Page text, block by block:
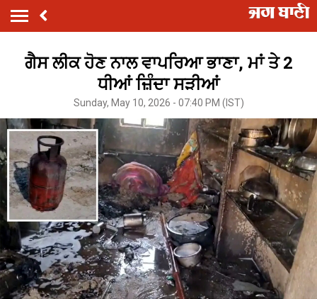
ਗੈਸ ਲੀਕ ਹੋਣ ਨਾਲ ਵਾਪਰਿਆ ਭਾਣਾ, ਮਾਂ ਤੇ 2
ਧੀਆਂ ਜ਼ਿੰਦਾ ਸੜੀਆਂ
Sunday, May 10, 2026 - 07:40 PM (IST)